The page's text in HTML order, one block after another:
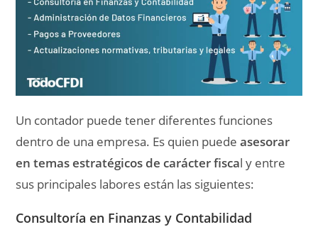
Un contador puede tener diferentes funciones
dentro de una empresa. Es quien puedeasesorar
en temas estratégicos de carácter fiscal y entre
sus principales labores están las siguientes:
Consultoría en Finanzas y Contabilidad